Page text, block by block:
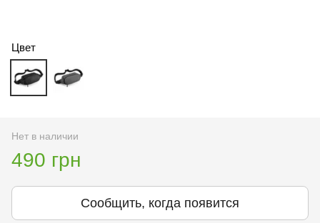
Цвет
Нет в наличии
490 грн
Сообщить, когда появится